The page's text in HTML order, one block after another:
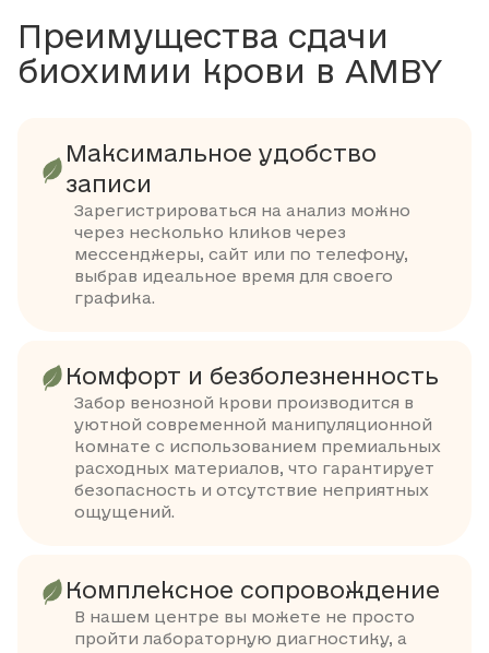
Преимущества сдачи
биохимии крови в AMBY
Максимальное удобство
записи
Зарегистрироваться на анализ можно
через несколько кликов через
мессенджеры, сайт или по телефону,
выбрав идеальное время для своего
графика.
Комфорт и безболезненность
Забор венозной крови производится в
уютной современной манипуляционной
комнате с использованием премиальных
расходных материалов, что гарантирует
безопасность и отсутствие неприятных
ощущений.
Комплексное сопровождение
В нашем центре вы можете не просто
пройти лабораторную диагностику, а